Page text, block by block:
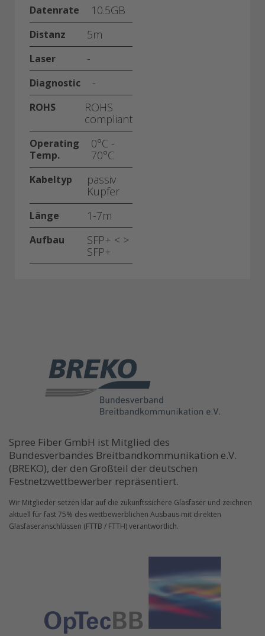
Datenrate 10.5GB
Distanz 5m
Laser -
Diagnostic -
ROHS
ROHS
compliant
Operating
Temp.
0°C -
70°C
Kabeltyp
passiv
Kupfer
Länge 1-7m
Aufbau
SFP+ < >
SFP+
Spree Fiber GmbH ist Mitglied des
Bundesverbandes Breitbandkommunikation e.V.
(BREKO), der den Großteil der deutschen
Festnetzwettbewerber repräsentiert.
Wir Mitglieder setzen klar auf die zukunftssichere Glasfaser und zeichnen
aktuell für fast 75% des wettbewerblichen Ausbaus mit direkten
Glasfaseranschlüssen (FTTB / FTTH) verantwortlich.